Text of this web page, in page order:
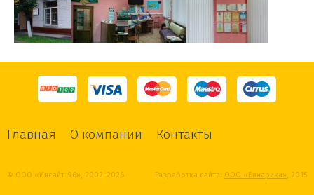
Главная О компании Контакты
© ООО «Инсайт-96», 2002–2026 Разработка сайта: ООО «Бинарика», 2015